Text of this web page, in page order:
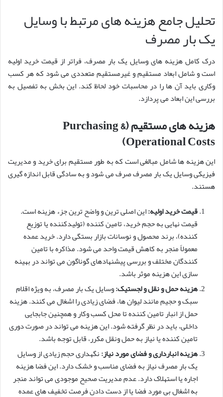
تحلیل جامع هزینه های مرتبط با وسایل
یک بار مصرف
درک کامل هزینه های وسایل یک بار مصرف، فراتر از قیمت خرید اولیه
است و شامل ابعاد مستقیم و غیرمستقیم متعددی می شود که هر کسب
وکاری باید آن ها را در محاسبات خود لحاظ کند. این بخش به تفصیل به
بررسی این ابعاد می پردازد.
هزینه های مستقیم (Purchasing &
Operational Costs)
این هزینه ها شامل مبالغی است که به طور مستقیم برای خرید و مدیریت
فیزیکی وسایل یک بار مصرف صرف می شود و به سادگی قابل اندازه گیری
هستند.
قیمت خرید اولیه:این اصلی ترین و واضح ترین جزء هزینه است.
قیمت نهایی به حجم خرید، تامین کننده (تولیدکننده یا توزیع
کننده)، برند محصول و نوسانات بازار بستگی دارد. خرید عمده
معمولاً منجر به کاهش قیمت واحد می شود. مذاکره با تامین
کنندگان مختلف و بررسی پیشنهادهای گوناگون می تواند در بهینه
سازی این هزینه موثر باشد.
هزینه حمل و نقل و لجستیک:وسایل یک بار مصرف، به ویژه اقلام
سبک و حجیم مانند لیوان ها، فضای زیادی را اشغال می کنند. هزینه
حمل از انبار تامین کننده تا محل کسب وکار و همچنین جابجایی
داخلی، باید در نظر گرفته شود. این هزینه می تواند در صورت دوری
تامین کننده یا نیاز به حمل ونقل مکرر، قابل توجه باشد.
هزینه انبارداری و فضای مورد نیاز:نگهداری حجم زیادی از وسایل
یک بار مصرف نیاز به فضای مناسب و خشک دارد. این فضا هزینه
اجاره یا استهلاک دارد. عدم مدیریت صحیح موجودی می تواند منجر
به اشغال بی مورد فضا یا از دست دادن فرصت تخفیف های عمده